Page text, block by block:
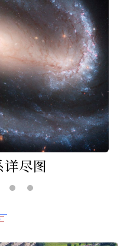
尽图